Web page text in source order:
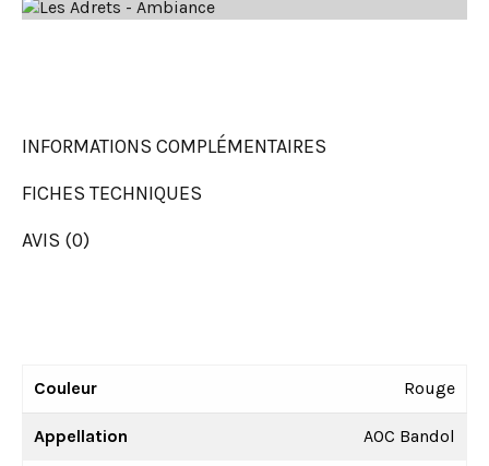
INFORMATIONS COMPLÉMENTAIRES
FICHES TECHNIQUES
AVIS (0)
Couleur Rouge
Appellation AOC Bandol